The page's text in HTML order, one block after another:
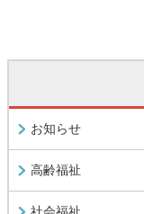
お知らせ
高齢福祉
社会福祉